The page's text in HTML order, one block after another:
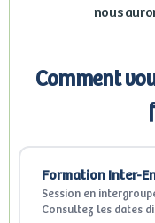
nous
Comment
Formation Inter-
Session en
Consultez les dates